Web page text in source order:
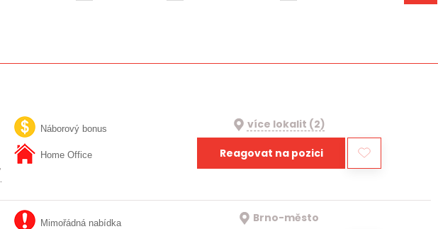
Náborový bonus
Home Office
více lokalit (2)
Reagovat na pozici
Mimořádná nabídka Brno-město